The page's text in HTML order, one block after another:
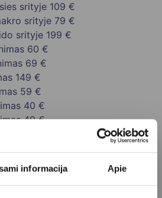
informacija Apie
srityje 109 €
srityje 79 €
srityje 199 €
60 €
69 €
149 €
59 €
40 €
49 €
(130 cm)
ištyrimas dermatoskopu